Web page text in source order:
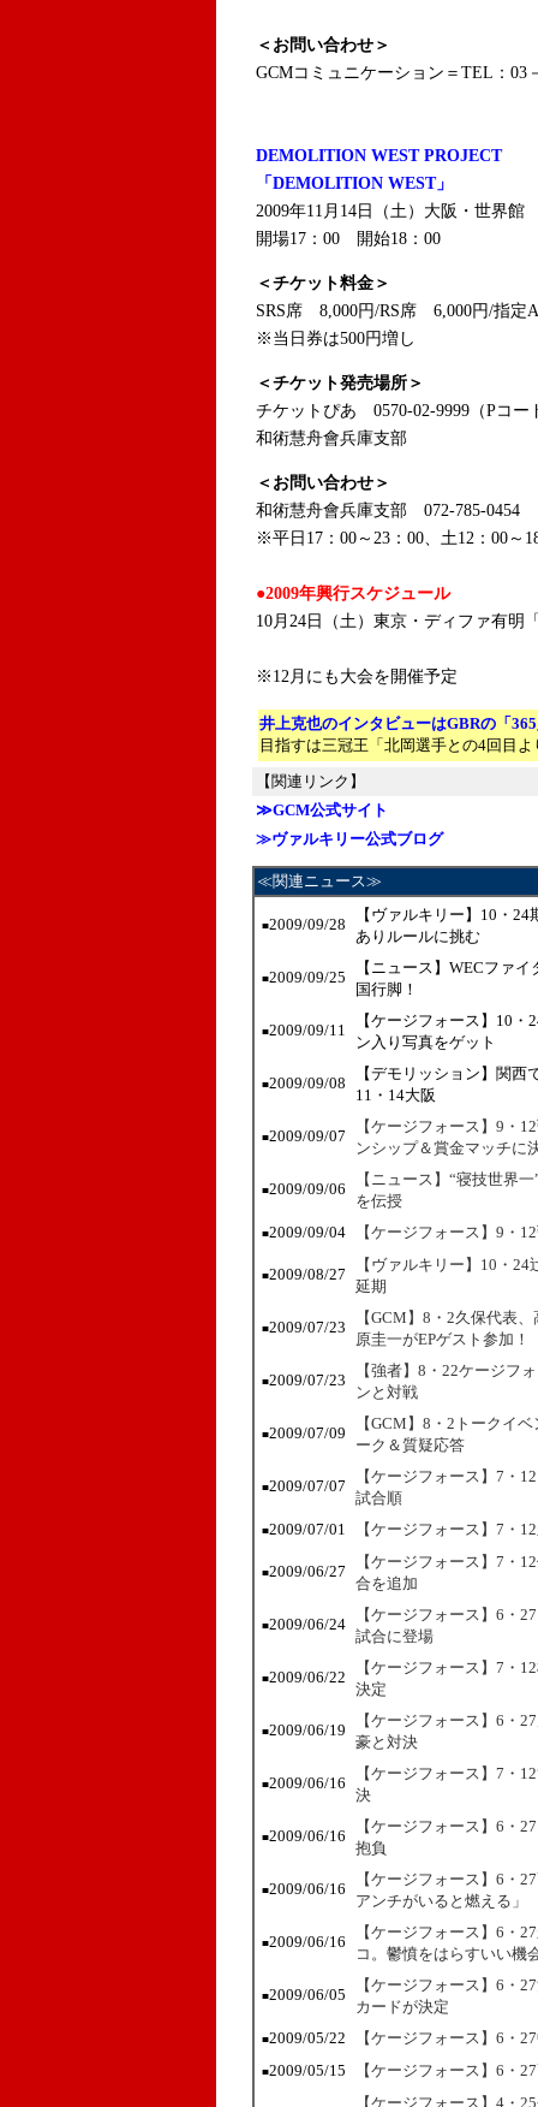
＜お問い合わせ＞
GCMコミュニケーション＝TEL：03
DEMOLITION WEST PROJECT
「DEMOLITION WEST」
2009年11月14日（土）大阪・世界館
開場17：00 開始18：00
＜チケット料金＞
SRS席 8,000円/RS席 6,000円/指
※当日券は500円増し
＜チケット発売場所＞
チケットぴあ 0570-02-9999（Pコー
和術慧舟會兵庫支部
＜お問い合わせ＞
和術慧舟會兵庫支部 072-785-0454
※平日17：00～23：00、土12：00～
●2009年興行スケジュール
10月24日（土）東京・ディファ有明
※12月にも大会を開催予定
井上克也のインタビューはGBRの「
目指すは三冠王「北岡選手との4回目
【関連リンク】
≫GCM公式サイト
≫ヴァルキリー公式ブログ
≪関連ニュース≫
■2009/09/28
【ヴァルキリー】10・
ありルールに挑む
■2009/09/25
【ニュース】WECファ
国行脚！
■2009/09/11
【ケージフォース】10
ン入り写真をゲット
■2009/09/08
【デモリッション】関
11・14大阪
■2009/09/07
【ケージフォース】9・
ンシップ＆賞金マッチに
■2009/09/06
【ニュース】“寝技世界
を伝授
■2009/09/04 【ケージフォース】9・
■2009/08/27
【ヴァルキリー】10・
延期
■2009/07/23
【GCM】8・2久保代表
原圭一がEPゲスト参加！
■2009/07/23
【強者】8・22ケージフ
ンと対戦
■2009/07/09
【GCM】8・2トークイ
ーク＆質疑応答
■2009/07/07
【ケージフォース】7・
試合順
■2009/07/01 【ケージフォース】7・
■2009/06/27
【ケージフォース】7・
合を追加
■2009/06/24
【ケージフォース】6・
試合に登場
■2009/06/22
【ケージフォース】7・
決定
■2009/06/19
【ケージフォース】6・
豪と対決
■2009/06/16
【ケージフォース】7・
決
■2009/06/16
【ケージフォース】6・
抱負
■2009/06/16
【ケージフォース】6・
アンチがいると燃える」
■2009/06/16
【ケージフォース】6・
コ。鬱憤をはらすいい機
■2009/06/05
【ケージフォース】6・
カードが決定
■2009/05/22 【ケージフォース】6・
■2009/05/15 【ケージフォース】6・
【ケージフォース】4・